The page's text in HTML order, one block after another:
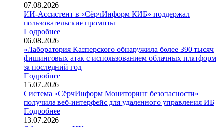
07.08.2026
ИИ-Ассистент в «СёрчИнформ КИБ» поддержал
пользовательские промпты
Подробнее
06.08.2026
«Лаборатория Касперского обнаружила более 390 тысяч
фишинговых атак с использованием облачных платформ
за последний год
Подробнее
15.07.2026
Система «СёрчИнформ Мониторинг безопасности»
получила веб-интерфейс для удаленного управления ИБ
Подробнее
13.07.2026